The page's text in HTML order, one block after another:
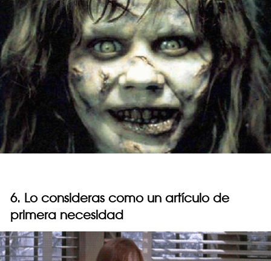
6. Lo consideras como un artículo de
primera necesidad